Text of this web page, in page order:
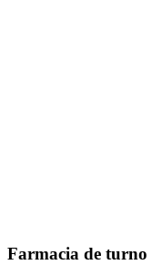
Farmacia de turno